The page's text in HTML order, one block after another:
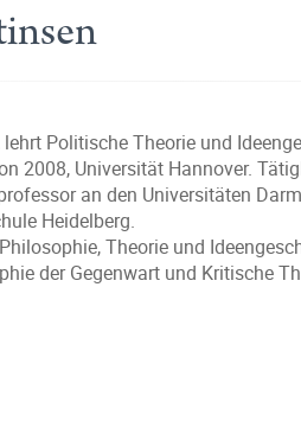
Politische Theorie und
2008, Universität Hannover.
an den Universitäten
Heidelberg.
Theorie und
der Gegenwart und Kritische